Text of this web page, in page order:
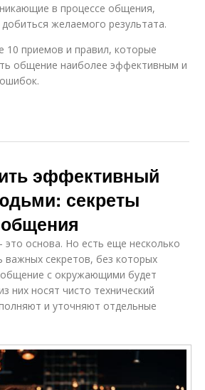
в процессе общения,
желаемого результата.
10 приемов и правил, которые
общение наиболее эффективным и
эффективный
секреты
основа. Но есть еще несколько
важных секретов, без которых
с окружающими будет
них носят чисто технический
и уточняют отдельные